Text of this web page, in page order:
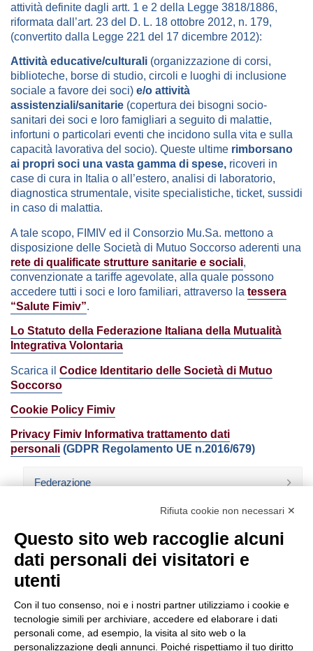
attività definite dagli artt. 1 e 2 della Legge 3818/1886,
riformata dall’art. 23 del D. L. 18 ottobre 2012, n. 179,
(convertito dalla Legge 221 del 17 dicembre 2012):
Attività educative/culturali (organizzazione di corsi,
biblioteche, borse di studio, circoli e luoghi di inclusione
sociale a favore dei soci) e/o attività
assistenziali/sanitarie (copertura dei bisogni socio-
sanitari dei soci e loro famigliari a seguito di malattie,
infortuni o particolari eventi che incidono sulla vita e sulla
capacità lavorativa del socio). Queste ultime rimborsano
ai propri soci una vasta gamma di spese, ricoveri in
case di cura in Italia o all’estero, analisi di laboratorio,
diagnostica strumentale, visite specialistiche, ticket, sussidi
in caso di malattia.
A tale scopo, FIMIV ed il Consorzio Mu.Sa. mettono a
disposizione delle Società di Mutuo Soccorso aderenti una
rete di qualificate strutture sanitarie e sociali,
convenzionate a tariffe agevolate, alla quale possono
accedere tutti i soci e loro familiari, attraverso la tessera
“Salute Fimiv”.
Lo Statuto della Federazione Italiana della Mutualità
Integrativa Volontaria
Scarica il Codice Identitario delle Società di Mutuo
Soccorso
Cookie Policy Fimiv
Privacy Fimiv Informativa trattamento dati
personali (GDPR Regolamento UE n.2016/679)
Federazione
Il Consorzio MU.SA.
Glossario
Rifiuta cookie non necessari ✕
Questo sito web raccoglie alcuni
dati personali dei visitatori e
utenti
Con il tuo consenso, noi e i nostri partner utilizziamo i cookie e
tecnologie simili per archiviare, accedere ed elaborare i dati
personali come, ad esempio, la visita al sito web o la
personalizzazione degli annunci. Poiché rispettiamo il tuo diritto